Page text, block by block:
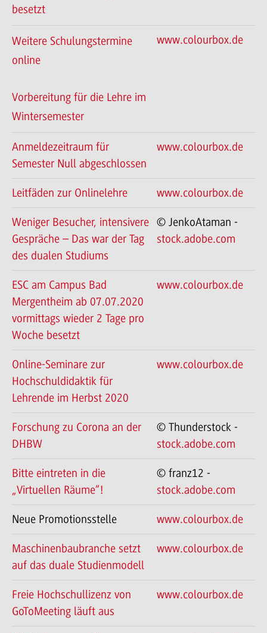
besetzt
Weitere Schulungstermine
online
Vorbereitung für die Lehre im
Wintersemester
www.colourbox.de
Anmeldezeitraum für
Semester Null abgeschlossen
www.colourbox.de
Leitfäden zur Onlinelehre www.colourbox.de
Weniger Besucher, intensivere
Gespräche – Das war der Tag
des dualen Studiums
© JenkoAtaman -
stock.adobe.com
ESC am Campus Bad
Mergentheim ab 07.07.2020
vormittags wieder 2 Tage pro
Woche besetzt
www.colourbox.de
Online-Seminare zur
Hochschuldidaktik für
Lehrende im Herbst 2020
www.colourbox.de
Forschung zu Corona an der
DHBW
© Thunderstock -
stock.adobe.com
Bitte eintreten in die
„Virtuellen Räume“!
© franz12 -
stock.adobe.com
Neue Promotionsstelle www.colourbox.de
Maschinenbaubranche setzt
auf das duale Studienmodell
www.colourbox.de
Freie Hochschullizenz von
GoToMeeting läuft aus
www.colourbox.de